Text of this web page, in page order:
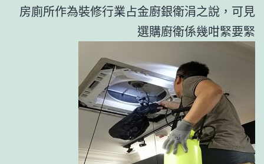
房廁所作為裝修行業占金廚銀衛涓之說，可見
選購廚衛係幾咁緊要緊